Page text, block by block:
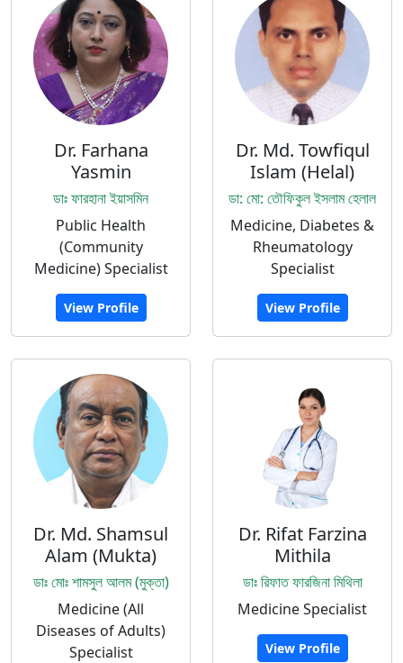
Dr. Farhana
Yasmin
ডাঃ ফারহানা ইয়াসমিন
Public Health
(Community
Medicine) Specialist
View Profile
Dr. Md. Towfiqul
Islam (Helal)
ডা: মো: তৌফিকুল ইসলাম হেলাল
Medicine, Diabetes &
Rheumatology
Specialist
View Profile
Dr. Md. Shamsul
Alam (Mukta)
ডাঃ মোঃ শামসুল আলম (মুক্তা)
Medicine (All
Diseases of Adults)
Specialist
Dr. Rifat Farzina
Mithila
ডাঃ রিফাত ফারজিনা মিথিলা
Medicine Specialist
View Profile